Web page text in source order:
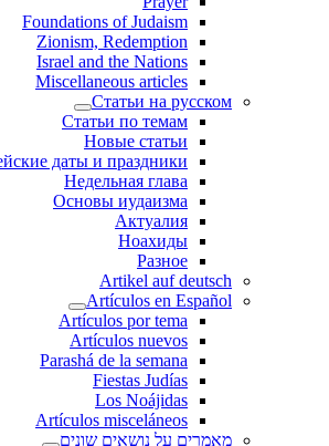
Foundations of Judaism
Zionism, Redemption
Israel and the Nations
Miscellaneous articles
Статьи на русском
Статьи по темам
Новые статьи
даты и праздники
Недельная глава
Основы иудаизма
Актуалия
Ноахиды
Разное
Artikel auf deutsch
Artículos en Español
Artículos por tema
Artículos nuevos
Parashá de la semana
Fiestas Judías
Los Noájidas
Artículos misceláneos
מאמרים על נושאים שונים